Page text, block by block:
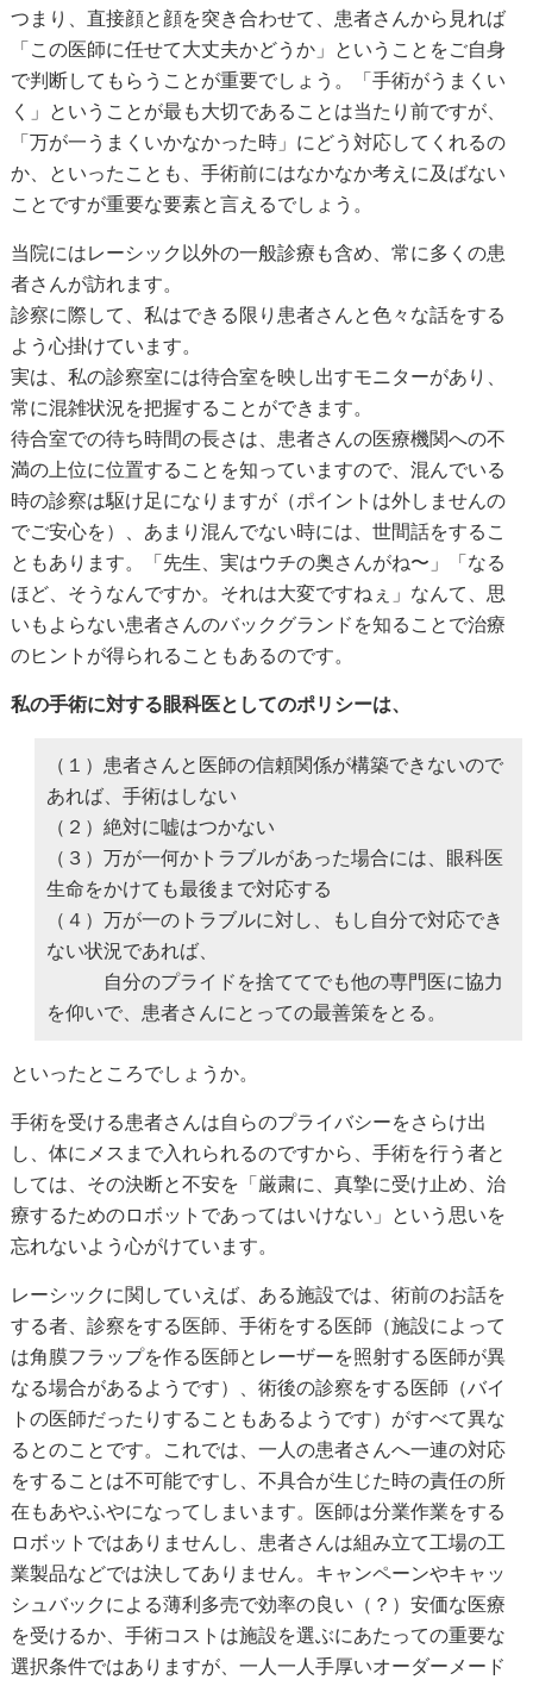
つまり、直接顔と顔を突き合わせて、患者さんから見れば
「この医師に任せて大丈夫かどうか」ということをご自身
で判断してもらうことが重要でしょう。「手術がうまくい
く」ということが最も大切であることは当たり前ですが、
「万が一うまくいかなかった時」にどう対応してくれるの
か、といったことも、手術前にはなかなか考えに及ばない
ことですが重要な要素と言えるでしょう。
当院にはレーシック以外の一般診療も含め、常に多くの患
者さんが訪れます。
診察に際して、私はできる限り患者さんと色々な話をする
よう心掛けています。
実は、私の診察室には待合室を映し出すモニターがあり、
常に混雑状況を把握することができます。
待合室での待ち時間の長さは、患者さんの医療機関への不
満の上位に位置することを知っていますので、混んでいる
時の診察は駆け足になりますが（ポイントは外しませんの
でご安心を）、あまり混んでない時には、世間話をするこ
ともあります。「先生、実はウチの奥さんがね〜」「なる
ほど、そうなんですか。それは大変ですねぇ」なんて、思
いもよらない患者さんのバックグランドを知ることで治療
のヒントが得られることもあるのです。
私の手術に対する眼科医としてのポリシーは、
（１）患者さんと医師の信頼関係が構築できないので
あれば、手術はしない
（２）絶対に嘘はつかない
（３）万が一何かトラブルがあった場合には、眼科医
生命をかけても最後まで対応する
（４）万が一のトラブルに対し、もし自分で対応でき
ない状況であれば、
自分のプライドを捨ててでも他の専門医に協力
を仰いで、患者さんにとっての最善策をとる。
といったところでしょうか。
手術を受ける患者さんは自らのプライバシーをさらけ出
し、体にメスまで入れられるのですから、手術を行う者と
しては、その決断と不安を「厳粛に、真摯に受け止め、治
療するためのロボットであってはいけない」という思いを
忘れないよう心がけています。
レーシックに関していえば、ある施設では、術前のお話を
する者、診察をする医師、手術をする医師（施設によって
は角膜フラップを作る医師とレーザーを照射する医師が異
なる場合があるようです）、術後の診察をする医師（バイ
トの医師だったりすることもあるようです）がすべて異な
るとのことです。これでは、一人の患者さんへ一連の対応
をすることは不可能ですし、不具合が生じた時の責任の所
在もあやふやになってしまいます。医師は分業作業をする
ロボットではありませんし、患者さんは組み立て工場の工
業製品などでは決してありません。キャンペーンやキャッ
シュバックによる薄利多売で効率の良い（？）安価な医療
を受けるか、手術コストは施設を選ぶにあたっての重要な
選択条件ではありますが、一人一人手厚いオーダーメード